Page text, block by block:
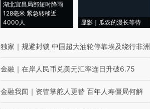
湖北宜昌局部短时降雨
128毫米 紧急转移近
4000人
显影｜瓜农的漫长等待
独家 ｜ 规避封锁 中国超大油轮停靠埃及绕行非洲
金融 ｜ 在岸人民币兑美元汇率连日升破6.75
金融我闻 ｜ 资管掌舵人更替 百年人寿僵局何解